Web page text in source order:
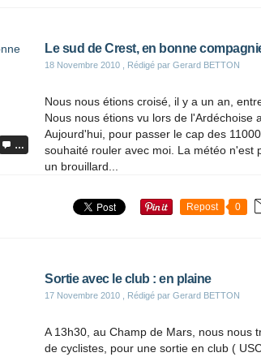
…
Le sud de Crest, en bonne
18 Novembre 2010 , Rédigé par Gerard BETTON
Nous nous étions croisé, il y a un an,
Nous nous étions vu lors de l'Ardéchoise
Aujourd'hui, pour passer le cap des
souhaité rouler avec moi. La météo n'est
un brouillard...
Repost 0
Sortie avec le club : en plaine
17 Novembre 2010 , Rédigé par Gerard BETTON
A 13h30, au Champ de Mars, nous nous
de cyclistes, pour une sortie en club (